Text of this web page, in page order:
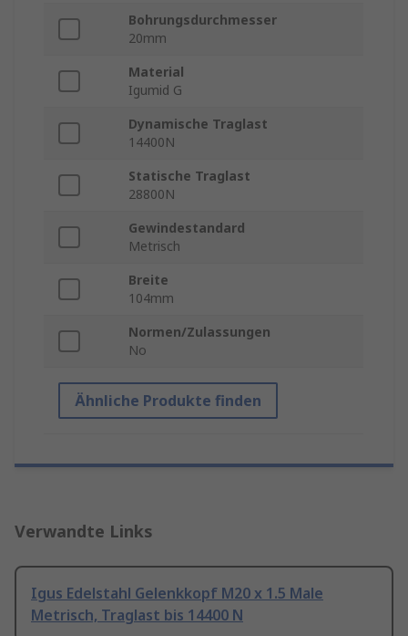
Bohrungsdurchmesser
20mm
Material
Igumid G
Dynamische Traglast
14400N
Statische Traglast
28800N
Gewindestandard
Metrisch
Breite
104mm
Normen/Zulassungen
No
Ähnliche Produkte finden
Verwandte Links
Igus Edelstahl Gelenkkopf M20 x 1.5 Male
Metrisch, Traglast bis 14400 N